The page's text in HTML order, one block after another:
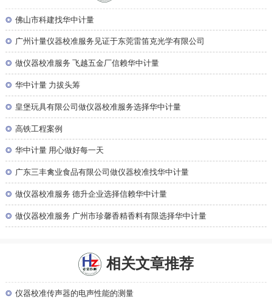
◎ 佛山市科建找华中计量
◎ 广州计量仪器校准服务见证于东莞雷笛克光学有限公司
◎ 做仪器校准服务 飞越五金厂信赖华中计量
◎ 华中计量 力拔头筹
◎ 皇堡玩具有限公司做仪器校准服务选择华中计量
◎ 高铁工程案例
◎ 华中计量 用心做好每一天
◎ 广东三丰禽业食品有限公司做仪器校准找华中计量
◎ 做仪器校准服务 德升企业选择信赖华中计量
◎ 做仪器校准服务 广州市珍馨香精香料有限选择华中计量
相关文章推荐
◎ 仪器校准传声器的电声性能的测量